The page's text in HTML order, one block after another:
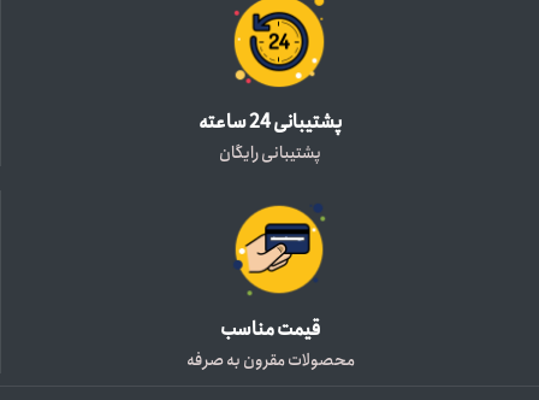
پشتیبانی 24 ساعته
پشتیبانی رایگان
قیمت مناسب
محصولات مقرون به صرفه